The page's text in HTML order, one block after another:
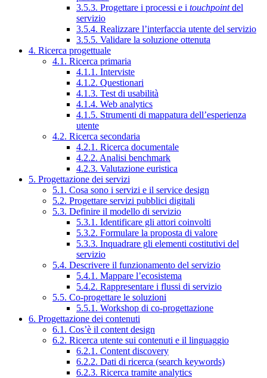
3.5.3. Progettare i processi e i touchpointdel
servizio
3.5.4. Realizzare l’interfaccia utente del servizio
3.5.5. Validare la soluzione ottenuta
4. Ricerca progettuale
4.1. Ricerca primaria
4.1.1. Interviste
4.1.2. Questionari
4.1.3. Test di usabilità
4.1.4. Web analytics
4.1.5. Strumenti di mappatura dell’esperienza
utente
4.2. Ricerca secondaria
4.2.1. Ricerca documentale
4.2.2. Analisi benchmark
4.2.3. Valutazione euristica
5. Progettazione dei servizi
5.1. Cosa sono i servizi e il service design
5.2. Progettare servizi pubblici digitali
5.3. Definire il modello di servizio
5.3.1. Identificare gli attori coinvolti
5.3.2. Formulare la proposta di valore
5.3.3. Inquadrare gli elementi costitutivi del
servizio
5.4. Descrivere il funzionamento del servizio
5.4.1. Mappare l’ecosistema
5.4.2. Rappresentare i flussi di servizio
5.5. Co-progettare le soluzioni
5.5.1. Workshop di co-progettazione
6. Progettazione dei contenuti
6.1. Cos’è il content design
6.2. Ricerca utente sui contenuti e il linguaggio
6.2.1. Content discovery
6.2.2. Dati di ricerca (search keywords)
6.2.3. Ricerca tramite analytics